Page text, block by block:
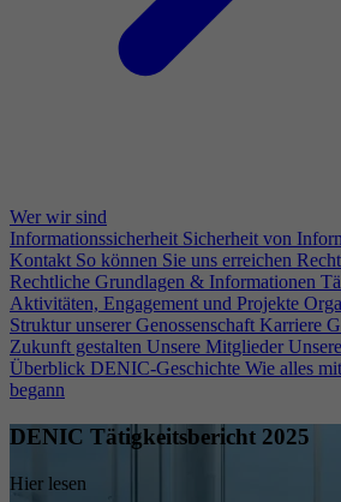
Wer wir sind
Informationssicherheit Sicherheit von
Kontakt So können Sie uns erreichen
Rechtliche Grundlagen & Informationen
Aktivitäten, Engagement und Projekte
Struktur unserer Genossenschaft Karriere
Zukunft gestalten Unsere Mitglieder
Überblick DENIC-Geschichte Wie alles
begann
DENIC Tätigkeitsbericht 2025
Hier lesen